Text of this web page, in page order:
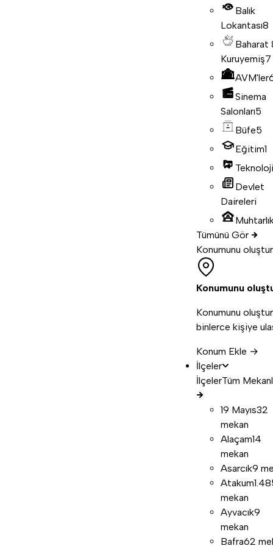
Balık
Lokantası8
Baharat
Kuruyemiş7
AVM'ler
Sinema
Salonları5
Büfe5
Eğitim1
Teknoloji
Devlet
Daireleri
Tümünü Gör
Konumunu oluştur
Konumunu
Konumunu
binlerce kişiye
Konum Ekle →
İlçeler
İlçelerTüm
19 Mayıs32
mekan
Alaçam14
mekan
Asarcık9
Atakum
mekan
Ayvacık9
mekan
Bafra62